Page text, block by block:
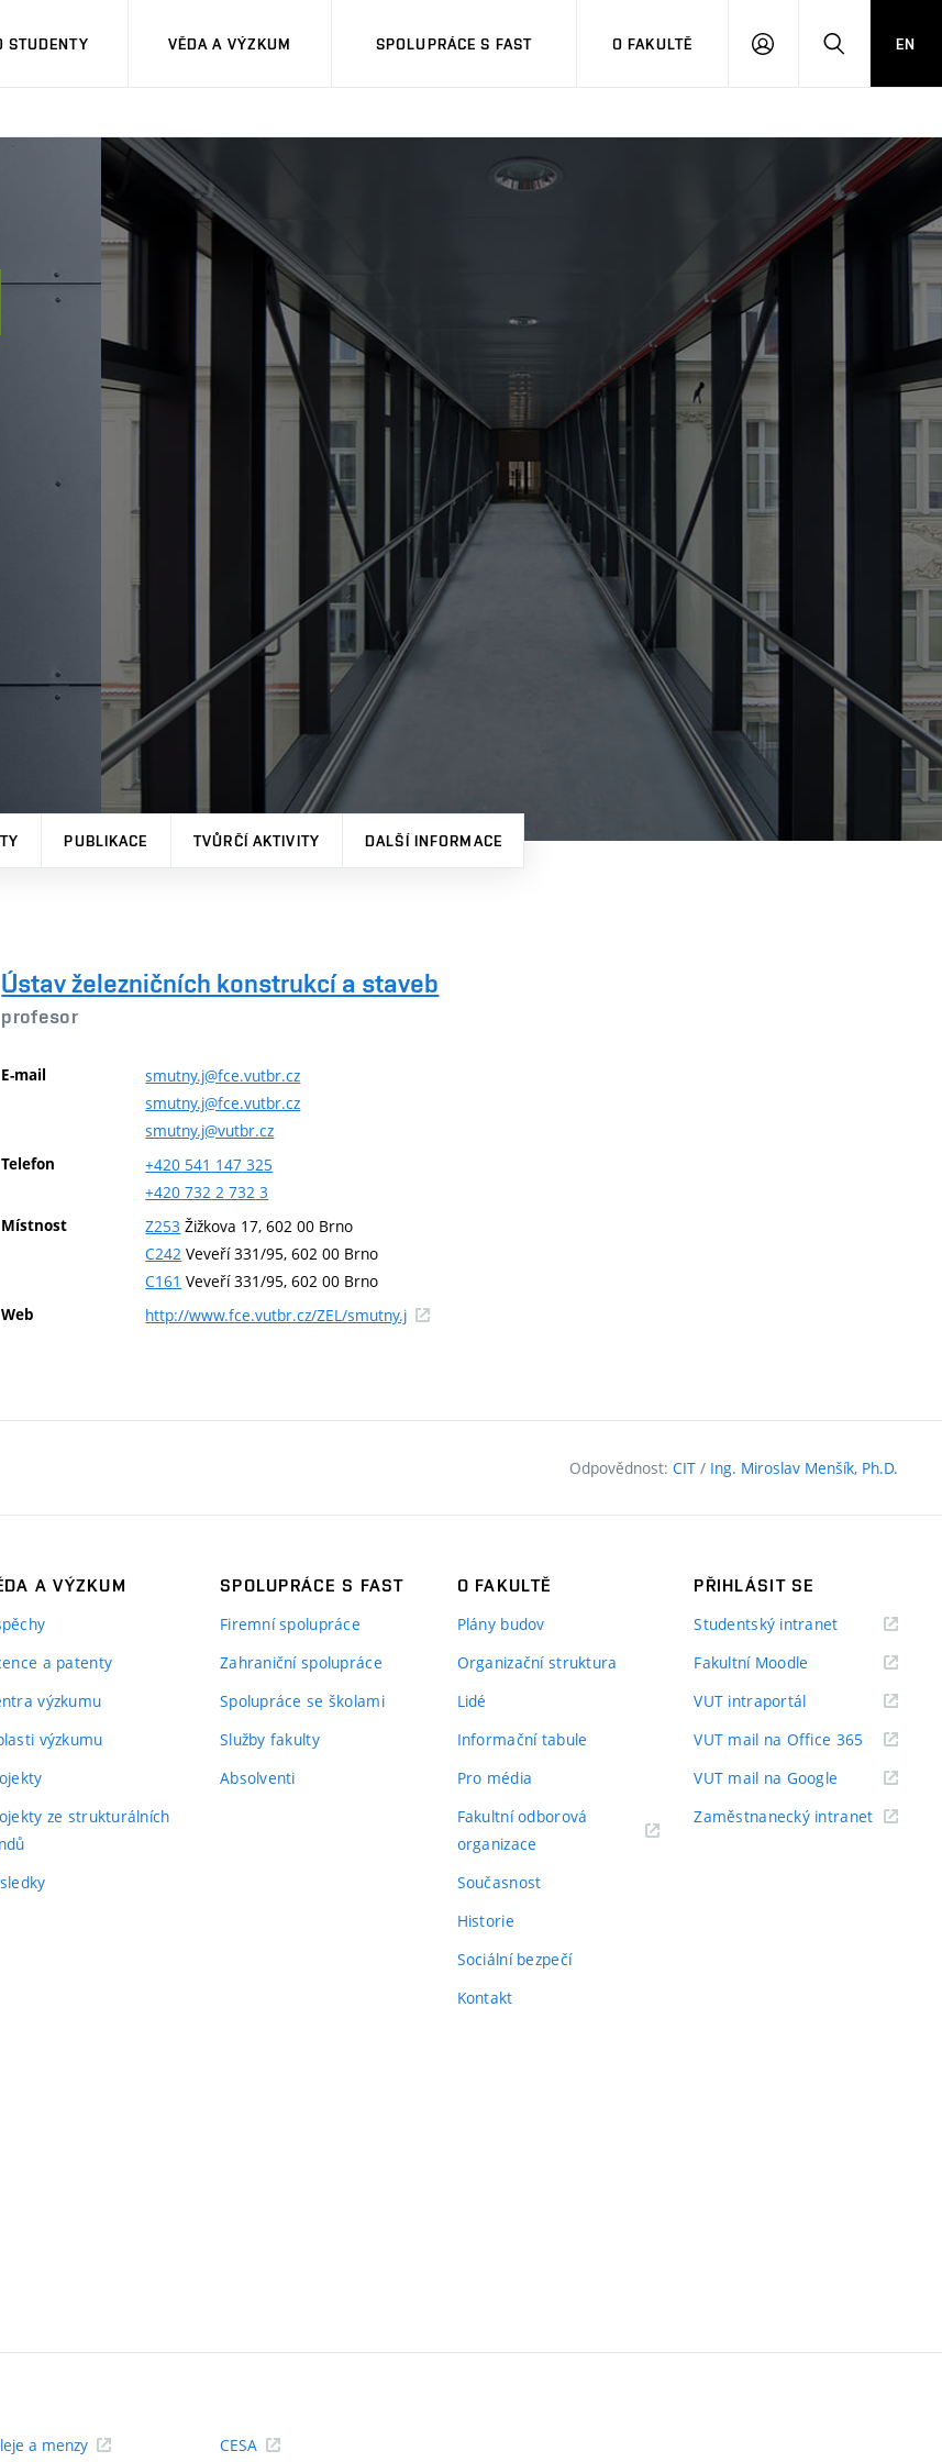
STUDENTY VĚDA A VÝZKUM SPOLUPRÁCE S FAST O FAKULTĚ
PŘIHLÁSITHLEDAT
EN
PUBLIKACE TVŮRČÍ AKTIVITY DALŠÍ INFORMACE
Ústav železničních konstrukcí a staveb
profesor
E-mail
smutny.j@fce.vutbr.cz
smutny.j@fce.vutbr.cz
smutny.j@vutbr.cz
Telefon +420 541 147 325
+420 732 2 732 3
Místnost Z253 Žižkova 17, 602 00 Brno
C242 Veveří 331/95, 602 00 Brno
C161 Veveří 331/95, 602 00 Brno
Web http://www.fce.vutbr.cz/ZEL/smutny.j(externí
Odpovědnost: CIT / Ing. Miroslav Menšík, Ph.D.
A VÝZKUM
a patenty
výzkumu
výzkumu
ze strukturálních
SPOLUPRÁCE S FAST
Firemní spolupráce
Zahraniční spolupráce
Spolupráce se školami
Služby fakulty
Absolventi
O FAKULTĚ
Plány budov
Organizační struktura
Lidé
Informační tabule
Pro média
Fakultní odborová
organizace
Současnost
Historie
Sociální bezpečí
Kontakt
PŘIHLÁSIT SE
Studentský intranet(externí
Fakultní Moodle
VUT intraportál(externí
VUT mail na Office 365 (externí
VUT mail na Google (externí
Zaměstnanecký intranet(externí
a menzy
CESA